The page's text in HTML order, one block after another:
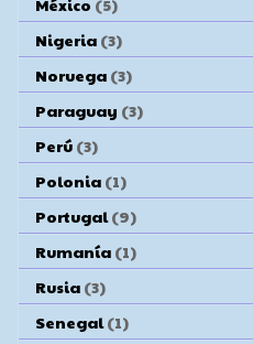
Nigeria (3)
Noruega (3)
Paraguay (3)
Perú (3)
Polonia (1)
Portugal (9)
Rumanía (1)
Rusia (3)
Senegal (1)